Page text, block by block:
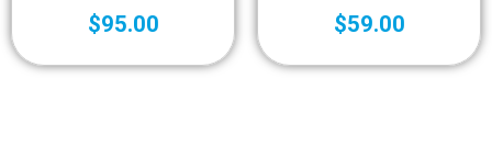
$95.00
$59.00